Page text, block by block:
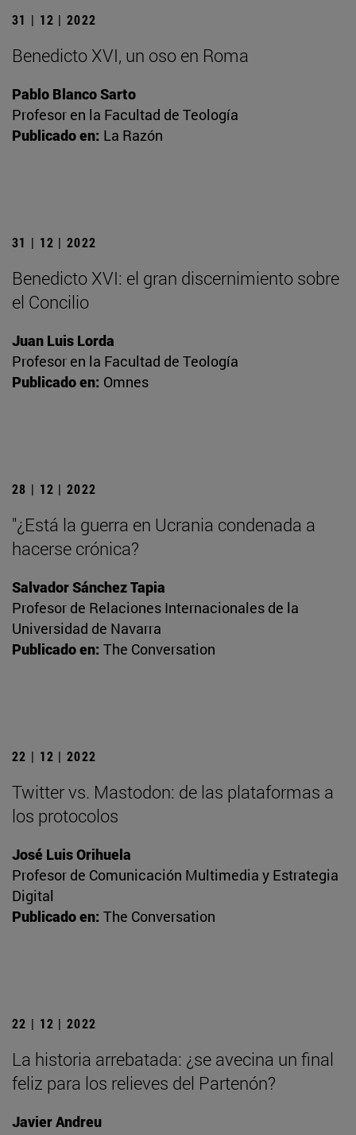
31 | 12 | 2022
Benedicto XVI, un oso en Roma
Pablo Blanco Sarto
Profesor en la Facultad de Teología
Publicado en: La Razón
31 | 12 | 2022
Benedicto XVI: el gran discernimiento sobre
el Concilio
Juan Luis Lorda
Profesor en la Facultad de Teología
Publicado en: Omnes
28 | 12 | 2022
"¿Está la guerra en Ucrania condenada a
hacerse crónica?
Salvador Sánchez Tapia
Profesor de Relaciones Internacionales de la
Universidad de Navarra
Publicado en: The Conversation
22 | 12 | 2022
Twitter vs. Mastodon: de las plataformas a
los protocolos
José Luis Orihuela
Profesor de Comunicación Multimedia y Estrategia
Digital
Publicado en: The Conversation
22 | 12 | 2022
La historia arrebatada: ¿se avecina un final
feliz para los relieves del Partenón?
Javier Andreu